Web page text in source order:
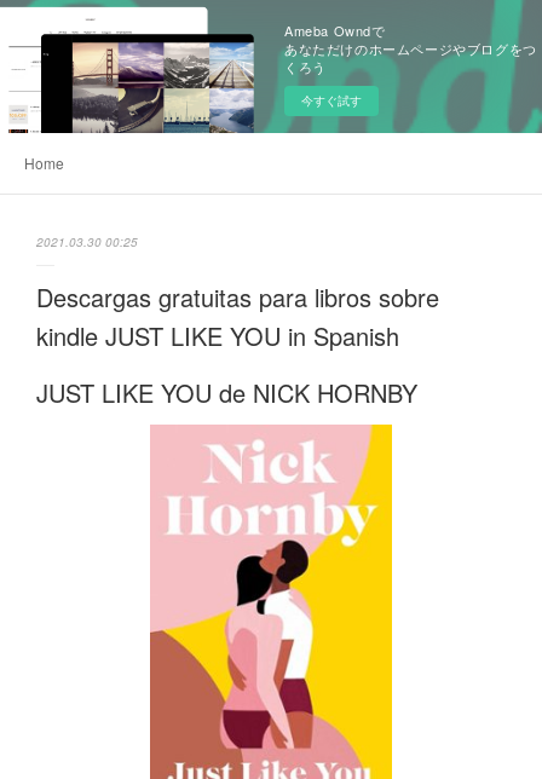
Ameba Owndで
あなただけのホームページやブログをつ
くろう
今すぐ試す
Home
2021.03.30 00:25
Descargas gratuitas para libros sobre
kindle JUST LIKE YOU in Spanish
JUST LIKE YOU de NICK HORNBY